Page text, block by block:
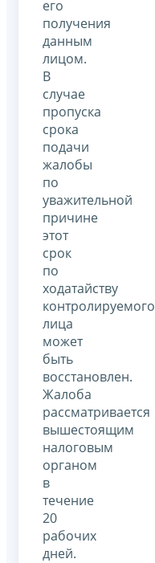
его
получения
данным
лицом.
В
случае
пропуска
срока
подачи
жалобы
по
уважительной
причине
этот
срок
по
ходатайству
контролируемого
лица
может
быть
восстановлен.
Жалоба
рассматривается
вышестоящим
налоговым
органом
в
течение
20
рабочих
дней.